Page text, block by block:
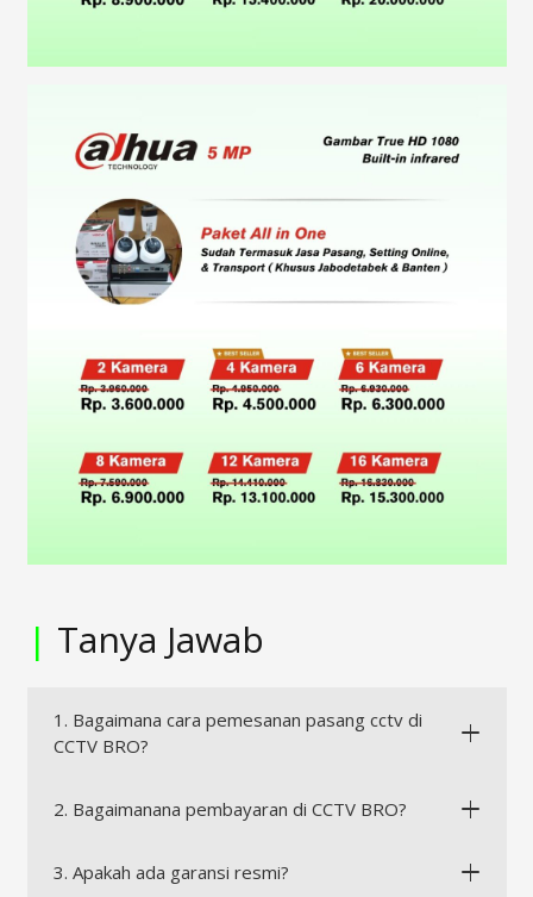
| Tanya Jawab
1. Bagaimana cara pemesanan pasang cctv di
CCTV BRO?
2. Bagaimanana pembayaran di CCTV BRO?
3. Apakah ada garansi resmi?